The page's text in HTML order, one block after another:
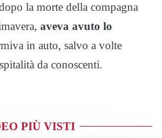
la morte della compagna
aveva avuto lo
in auto, salvo a volte
da conoscenti.
PIÙ VISTI